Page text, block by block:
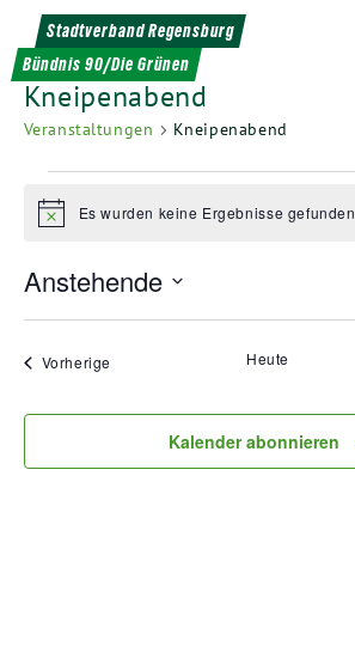
Weiter
zum
Inhalt
Stadtverband Regensburg
Bündnis 90/Die Grünen
Kneipenabend
Veranstaltungen Kneipenabend
Veranstaltungen
HinweisEs wurden keine Ergebnisse
Anstehende
Datum
Vorherige Heute
Kalender abonnieren